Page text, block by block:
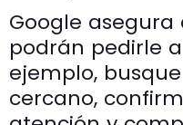
Google asegura
podrán pedirle
ejemplo,
cercano,